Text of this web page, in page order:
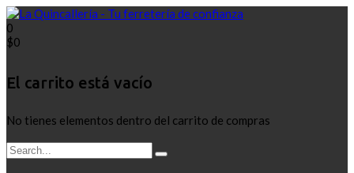
0
$0
El carrito está vacío
No tienes elementos dentro del carrito de compras